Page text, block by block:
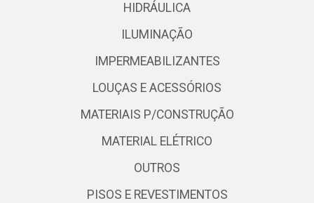
HIDRÁULICA
ILUMINAÇÃO
IMPERMEABILIZANTES
LOUÇAS E ACESSÓRIOS
MATERIAIS P/CONSTRUÇÃO
MATERIAL ELÉTRICO
OUTROS
PISOS E REVESTIMENTOS